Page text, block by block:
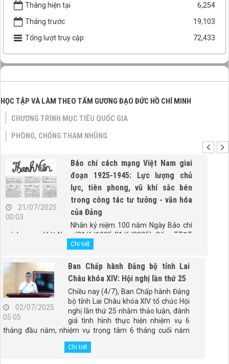
Tháng hiện tại
6,254
Tháng trước
19,103
Tổng lượt truy cập
72,433
HỌC TẬP VÀ LÀM THEO TẤM GƯƠNG ĐẠO ĐỨC HỒ CHÍ MINH
CHƯƠNG TRÌNH MỤC TIÊU QUỐC GIA
PHÒNG, CHỐNG THAM NHŨNG
21/07/2025
00:03
Báo chí cách mạng Việt Nam giai
đoạn 1925-1945: Lực lượng chủ
lực, tiên phong, vũ khí sắc bén
trong công tác tư tưởng - văn hóa
của Đảng
Nhân kỷ niệm 100 năm Ngày Báo chí
cách mạng Việt Nam (21/6/1925-21/6/2025), Cổng TTĐT
Chính phủ trân trọng giới thiệu bài viết "Báo chí cách mạng
phong, vũ khí sắc bén trong công tác tư tưởng - văn hóa
của Đảng" của PGS.TS. Đào Duy Quát, nguyên Phó trưởng
Ban Thường trực Ban Tư tưởng - Văn hóa Trung ương
(nay là Ban Tuyên giáo và Dân vận Trung ương).
Chi tiết
02/07/2025
05:05
Ban Chấp hành Đảng bộ tỉnh Lai
Châu khóa XIV: Hội nghị lần thứ 25
Chiều nay (4/7), Ban Chấp hành Đảng
bộ tỉnh Lai Châu khóa XIV tổ chức Hội
nghị lần thứ 25 nhằm thảo luận, đánh
giá tình hình thực hiện nhiệm vụ 6
tháng đầu năm, nhiệm vụ trọng tâm 6 tháng cuối năm
ngày 28/4/2021 của Ban Chấp hành Đảng bộ tỉnh. Đồng
Chi tiết